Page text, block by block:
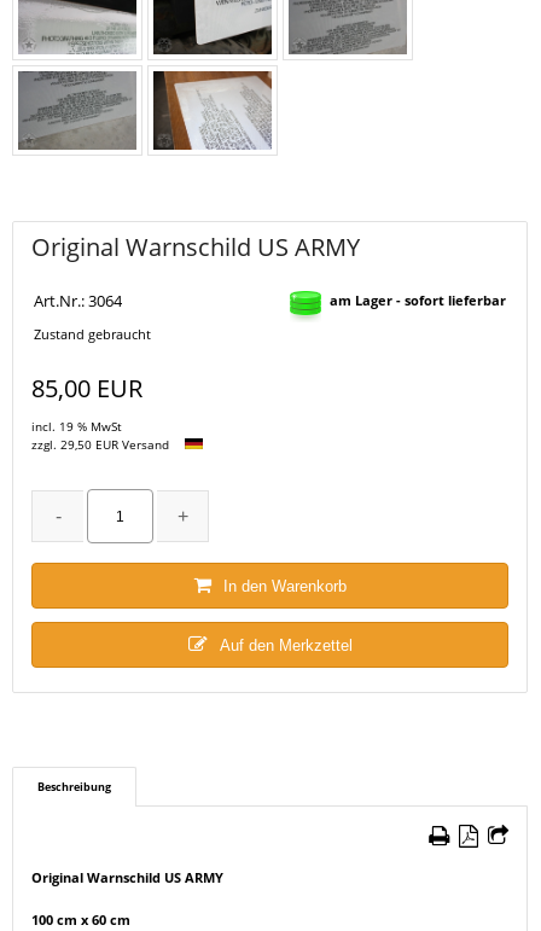
Original Warnschild US ARMY
Art.Nr.: 3064
Zustand gebraucht
am Lager - sofort lieferbar
85,00 EUR
incl. 19 % MwSt
zzgl. 29,50 EUR Versand
In den Warenkorb
Auf den Merkzettel
Beschreibung
Original Warnschild US ARMY
100 cm x 60 cm